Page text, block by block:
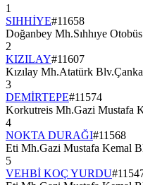
1
SIHHİYE#11658
Doğanbey Mh.Sıhhıye
2
KIZILAY#11607
Kızılay Mh.Atatürk
3
DEMİRTEPE#11574
Korkutreis Mh.Gazi Mustafa
4
NOKTA DURAĞI#11568
Eti Mh.Gazi Mustafa Kemal
5
VEHBİ KOÇ YURDU#